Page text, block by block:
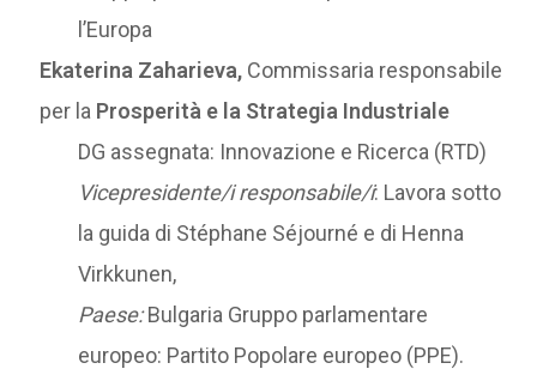
l’Europa
Ekaterina Zaharieva, Commissaria responsabile
per la Prosperità e la Strategia Industriale
DG assegnata: Innovazione e Ricerca (RTD)
Vicepresidente/i responsabile/i: Lavora sotto
la guida di Stéphane Séjourné e di Henna
Virkkunen,
Paese:Bulgaria Gruppo parlamentare
europeo: Partito Popolare europeo (PPE).